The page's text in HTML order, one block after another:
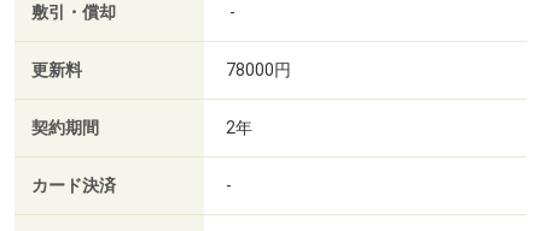
敷引・償却 -
更新料 78000円
契約期間 2年
カード決済 -